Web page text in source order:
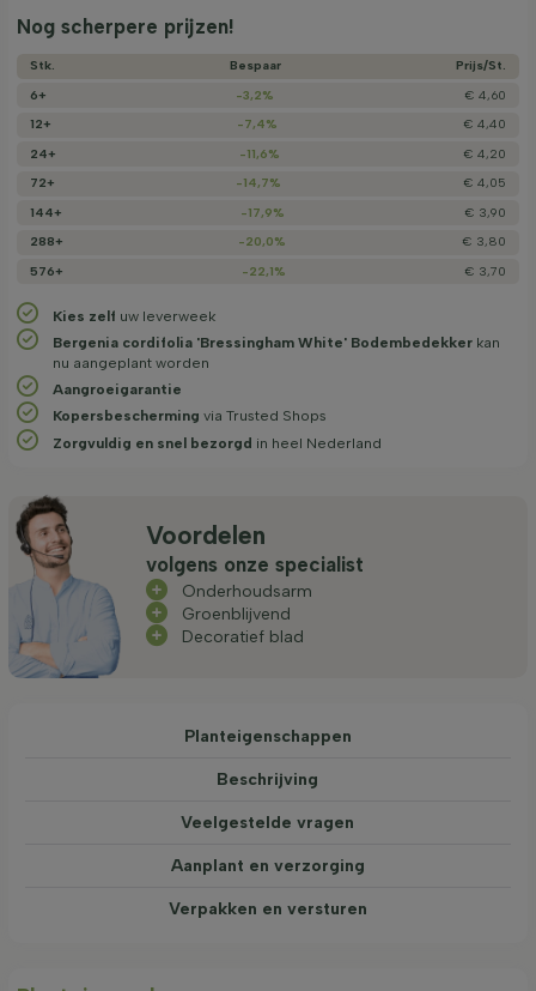
Nog scherpere prijzen!
Stk. Bespaar
Prijs/­St.
6+
-3,2%
€ 4,60
12+
-7,4%
€ 4,40
24+
-11,6%
€ 4,20
72+
-14,7%
€ 4,05
144+
-17,9%
€ 3,90
288+
-20,0%
€ 3,80
576+
-22,1% € 3,70
Kies zelf uw leverweek
Bergenia cordifolia 'Bressingham White' Bodembedekker kan
nu aangeplant worden
Aangroeigarantie
Kopersbescherming via Trusted Shops
Zorgvuldig en snel bezorgd in heel Nederland
Voordelen
volgens onze specialist
Onderhoudsarm
Groenblijvend
Decoratief blad
Planteigenschappen
Beschrijving
Veelgestelde vragen
Aanplant en verzorging
Verpakken en versturen